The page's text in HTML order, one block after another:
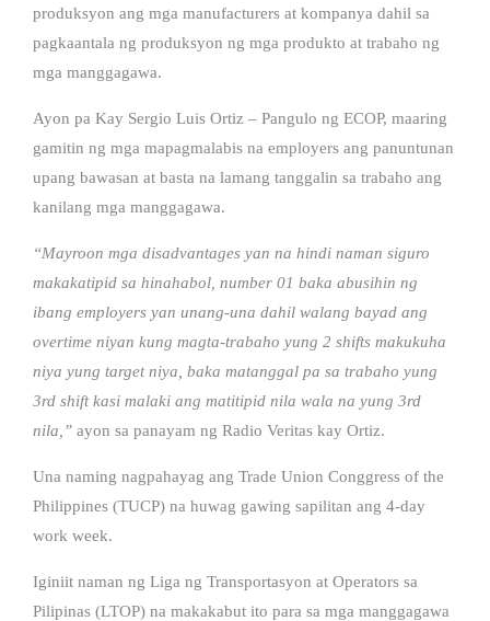
produksyon ang mga manufacturers at kompanya dahil sa
pagkaantala ng produksyon ng mga produkto at trabaho ng
mga manggagawa.
Ayon pa Kay Sergio Luis Ortiz – Pangulo ng ECOP, maaring
gamitin ng mga mapagmalabis na employers ang panuntunan
upang bawasan at basta na lamang tanggalin sa trabaho ang
kanilang mga manggagawa.
“Mayroon mga disadvantages yan na hindi naman siguro
makakatipid sa hinahabol, number 01 baka abusihin ng
ibang employers yan unang-una dahil walang bayad ang
overtime niyan kung magta-trabaho yung 2 shifts makukuha
niya yung target niya, baka matanggal pa sa trabaho yung
3rd shift kasi malaki ang matitipid nila wala na yung 3rd
nila,” ayon sa panayam ng Radio Veritas kay Ortiz.
Una naming nagpahayag ang Trade Union Conggress of the
Philippines (TUCP) na huwag gawing sapilitan ang 4-day
work week.
Iginiit naman ng Liga ng Transportasyon at Operators sa
Pilipinas (LTOP) na makakabut ito para sa mga manggagawa